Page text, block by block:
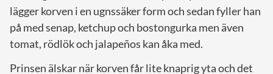
lägger korven i en ugnssäker form och sedan fyller han
på med senap, ketchup och bostongurka men även
tomat, rödlök och jalapeños kan åka med.
Prinsen älskar när korven får lite knaprig yta och det